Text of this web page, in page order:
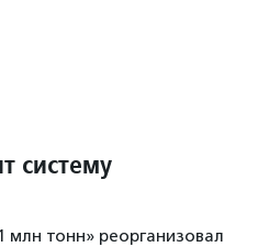
систему
млн тонн» реорганизовал